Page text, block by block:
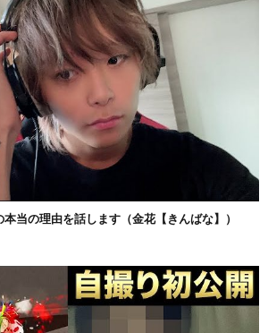
本当の理由を話します（金花【きんばな】）